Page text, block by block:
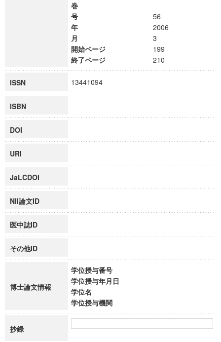
巻
号
56
年
2006
月
3
開始ページ
199
終了ページ
210
ISSN 13441094
ISBN
DOI
URI
JaLCDOI
NII論文ID
医中誌ID
その他ID
博士論文情報
学位授与番号
学位授与年月日
学位名
学位授与機関
抄録